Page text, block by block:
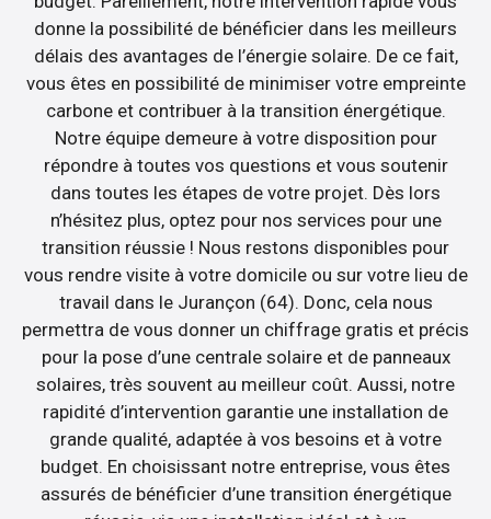
donne la possibilité de bénéficier dans les meilleurs
délais des avantages de l’énergie solaire. De ce fait,
vous êtes en possibilité de minimiser votre empreinte
carbone et contribuer à la transition énergétique.
Notre équipe demeure à votre disposition pour
répondre à toutes vos questions et vous soutenir
dans toutes les étapes de votre projet. Dès lors
n’hésitez plus, optez pour nos services pour une
transition réussie ! Nous restons disponibles pour
vous rendre visite à votre domicile ou sur votre lieu de
travail dans le Jurançon (64). Donc, cela nous
permettra de vous donner un chiffrage gratis et précis
pour la pose d’une centrale solaire et de panneaux
solaires, très souvent au meilleur coût. Aussi, notre
rapidité d’intervention garantie une installation de
grande qualité, adaptée à vos besoins et à votre
budget. En choisissant notre entreprise, vous êtes
assurés de bénéficier d’une transition énergétique